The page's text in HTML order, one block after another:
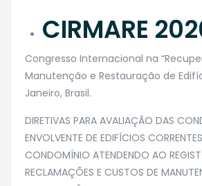
CIRMARE
Congresso Internacional na
Manutenção e Restauração de
Janeiro, Brasil.
​DIRETIVAS PARA AVALIAÇÃO DAS
ENVOLVENTE DE EDIFÍCIOS
CONDOMÍNIO ATENDENDO AO
RECLAMAÇÕES E CUSTOS DE